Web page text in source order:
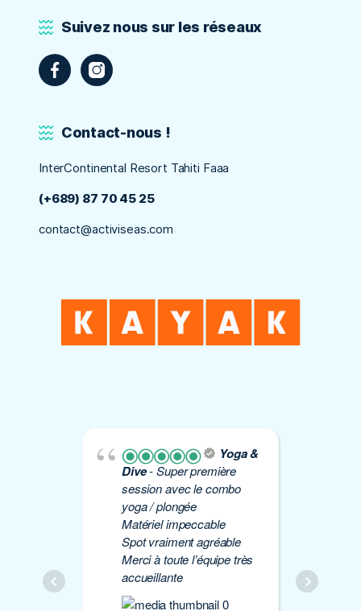
Suivez nous sur les réseaux
Contact-nous !
InterContinental Resort Tahiti Faaa
(+689) 87 70 45 25
contact@activiseas.com
Yoga &
Dive- Super première
session avec le combo
yoga / plongée
Matériel impeccable
Spot vraiment agréable
Merci à toute l’équipe très
accueillante